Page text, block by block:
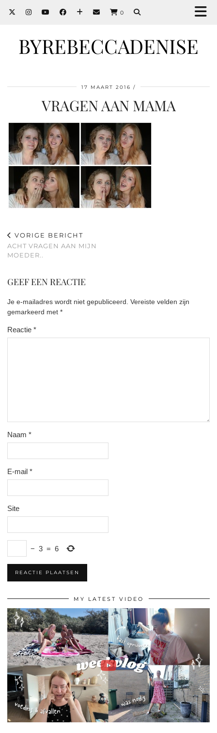
0
BYREBECCADENISE
17 MAART 2016
VRAGEN AAN MAMA
VORIGE BERICHT
ACHT VRAGEN AAN MIJN
MOEDER..
GEEF EEN REACTIE
Je e-mailadres wordt niet gepubliceerd. Vereiste velden zijn
gemarkeerd met *
Reactie *
Naam *
E-mail *
Site
− 3 = 6
MY LATEST VIDEO